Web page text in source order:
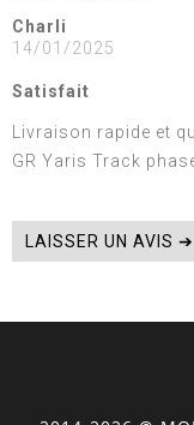
Charli
14/01/2025
Satisfait
Livraison rapide et
GR Yaris Track
LAISSER UN AVIS ➔